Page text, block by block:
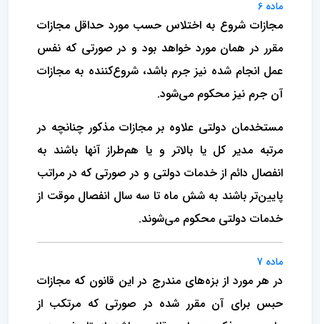
ماده 6
مجازات شروع به اختلاس حسب مورد حداقل مجازات
مقرر در همان مورد خواهد بود و در صورتی که نفس
عمل انجام شده نیز جرم باشد، شروع‌کننده به مجازات
آن جرم نیز محکوم می‌شود.
مستخدمان دولتی علاوه بر مجازات مذکور چنانچه در
مرتبه مدیر کل یا بالاتر و یا هم‌طراز آنها باشند به
انفصال دائم از خدمات دولتی و در صورتی که در مراتب
پایین‌تر باشند به شش ماه تا سه سال انفصال موقت از
خدمات دولتی محکوم می‌شوند.
ماده 7
در هر مورد از بزه‌های مندرج در این قانون که مجازات
حبس برای آن مقرر شده در صورتی ‌که مرتکب از